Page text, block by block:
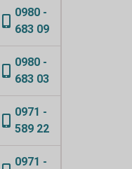
0980 -
683 09
0980 -
683 03
0971 -
589 22
0971 -